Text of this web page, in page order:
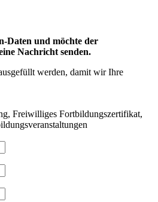
Daten und möchte der
Nachricht senden.
werden, damit wir Ihre
Freiwilliges Fortbildungszertifikat,